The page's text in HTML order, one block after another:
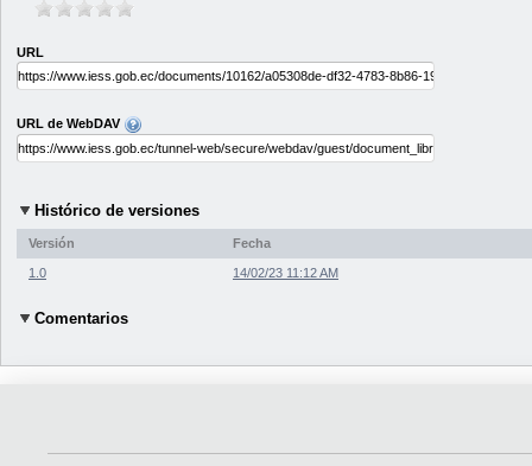
URL
URL de WebDAV
Histórico de versiones
Versión Fecha
1.0 14/02/23 11:12 AM
Comentarios